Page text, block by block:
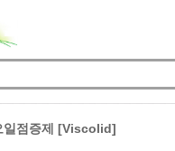
일점증제 [Viscolid]